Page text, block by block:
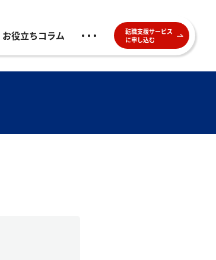
お役立ちコラム
転職支援サービス
に申し込む